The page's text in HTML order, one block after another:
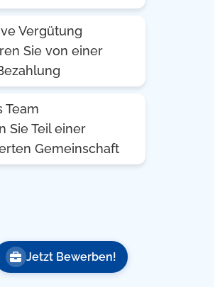
Vergütung
Sie von einer
Team
Sie Teil einer
Gemeinschaft
Jetzt Bewerben!